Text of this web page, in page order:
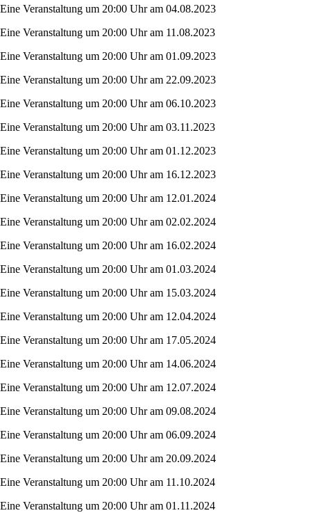
Eine Veranstaltung um 20:00 Uhr am 04.08.2023
Eine Veranstaltung um 20:00 Uhr am 11.08.2023
Eine Veranstaltung um 20:00 Uhr am 01.09.2023
Eine Veranstaltung um 20:00 Uhr am 22.09.2023
Eine Veranstaltung um 20:00 Uhr am 06.10.2023
Eine Veranstaltung um 20:00 Uhr am 03.11.2023
Eine Veranstaltung um 20:00 Uhr am 01.12.2023
Eine Veranstaltung um 20:00 Uhr am 16.12.2023
Eine Veranstaltung um 20:00 Uhr am 12.01.2024
Eine Veranstaltung um 20:00 Uhr am 02.02.2024
Eine Veranstaltung um 20:00 Uhr am 16.02.2024
Eine Veranstaltung um 20:00 Uhr am 01.03.2024
Eine Veranstaltung um 20:00 Uhr am 15.03.2024
Eine Veranstaltung um 20:00 Uhr am 12.04.2024
Eine Veranstaltung um 20:00 Uhr am 17.05.2024
Eine Veranstaltung um 20:00 Uhr am 14.06.2024
Eine Veranstaltung um 20:00 Uhr am 12.07.2024
Eine Veranstaltung um 20:00 Uhr am 09.08.2024
Eine Veranstaltung um 20:00 Uhr am 06.09.2024
Eine Veranstaltung um 20:00 Uhr am 20.09.2024
Eine Veranstaltung um 20:00 Uhr am 11.10.2024
Eine Veranstaltung um 20:00 Uhr am 01.11.2024